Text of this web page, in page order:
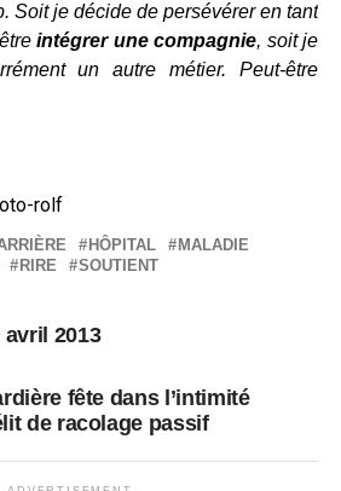
Soit je décide de persévérer en tant
intégrer une compagnie, soit je
un autre métier. Peut-être
rolf
HÔPITAL
MALADIE
RIRE SOUTIENT
2013
fête dans l’intimité
de racolage passif